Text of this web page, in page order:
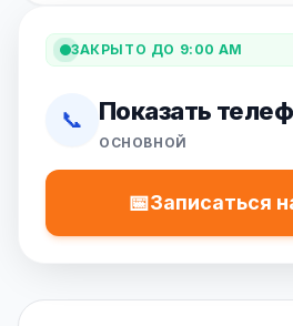
ЗАКРЫТО ДО 9:00 AM
📞 Показать
ОСНОВНОЙ
📅Записаться